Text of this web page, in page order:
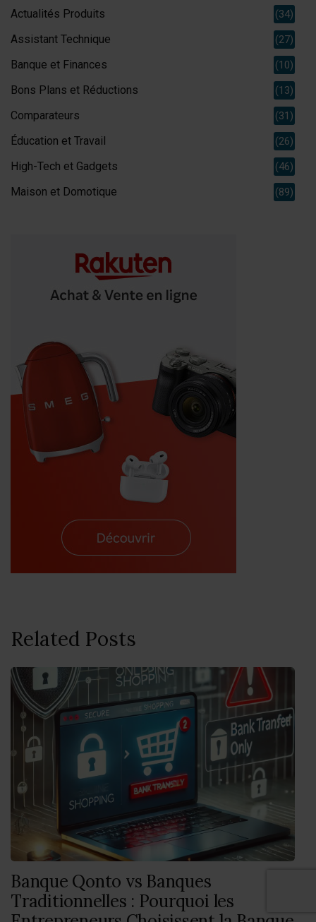
Actualités Produits (34)
Assistant Technique (27)
Banque et Finances (10)
Bons Plans et Réductions (13)
Comparateurs (31)
Éducation et Travail (26)
High-Tech et Gadgets (46)
Maison et Domotique (89)
Related Posts
Banque Qonto vs Banques
Traditionnelles : Pourquoi les